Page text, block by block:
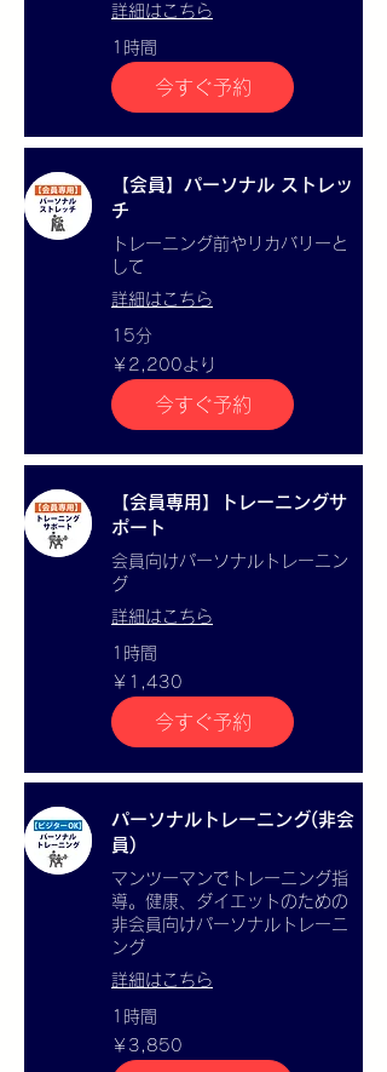
詳細はこちら
1時間
今すぐ予約
【会員】パーソナル ストレッ
チ
トレーニング前やリカバリーと
して
詳細はこちら
15分
2,200
円
よ
り
￥2,200より
今すぐ予約
【会員専用】トレーニングサ
ポート
会員向けパーソナルトレーニン
グ
詳細はこちら
1時間
1,430
円
￥1,430
今すぐ予約
パーソナルトレーニング(非会
員)
マンツーマンでトレーニング指
導。健康、ダイエットのための
非会員向けパーソナルトレーニ
ング
詳細はこちら
1時間
3,850
円
￥3,850